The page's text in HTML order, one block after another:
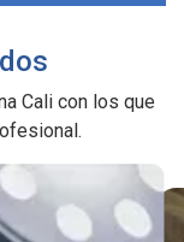
Cali con los que